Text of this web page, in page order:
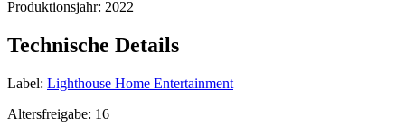
Produktionsjahr: 2022
Technische Details
Label: Lighthouse Home Entertainment
Altersfreigabe: 16